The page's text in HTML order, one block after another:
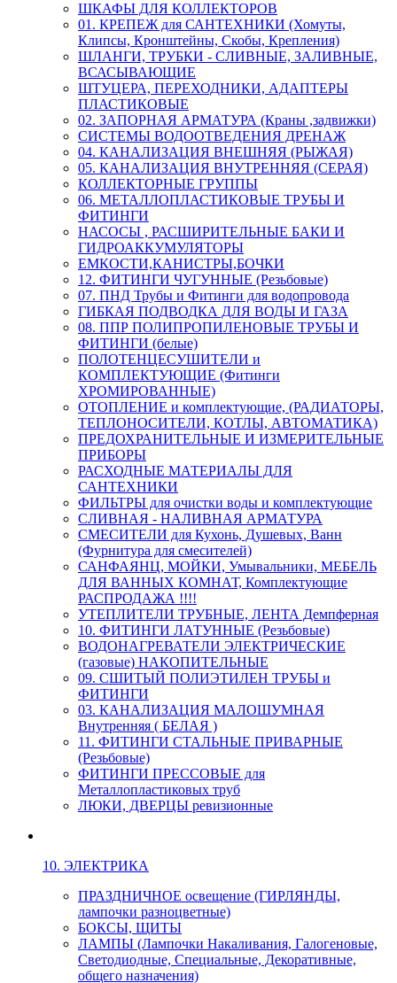
ШКАФЫ ДЛЯ КОЛЛЕКТОРОВ
01. КРЕПЕЖ для САНТЕХНИКИ (Хомуты,
Клипсы, Кронштейны, Скобы, Крепления)
ШЛАНГИ, ТРУБКИ - СЛИВНЫЕ, ЗАЛИВНЫЕ,
ВСАСЫВАЮЩИЕ
ШТУЦЕРА, ПЕРЕХОДНИКИ, АДАПТЕРЫ
ПЛАСТИКОВЫЕ
02. ЗАПОРНАЯ АРМАТУРА (Краны ,задвижки)
СИСТЕМЫ ВОДООТВЕДЕНИЯ ДРЕНАЖ
04. КАНАЛИЗАЦИЯ ВНЕШНЯЯ (РЫЖАЯ)
05. КАНАЛИЗАЦИЯ ВНУТРЕННЯЯ (СЕРАЯ)
КОЛЛЕКТОРНЫЕ ГРУППЫ
06. МЕТАЛЛОПЛАСТИКОВЫЕ ТРУБЫ И
ФИТИНГИ
НАСОСЫ , РАСШИРИТЕЛЬНЫЕ БАКИ И
ГИДРОАККУМУЛЯТОРЫ
ЕМКОСТИ,КАНИСТРЫ,БОЧКИ
12. ФИТИНГИ ЧУГУННЫЕ (Резьбовые)
07. ПНД Трубы и Фитинги для водопровода
ГИБКАЯ ПОДВОДКА ДЛЯ ВОДЫ И ГАЗА
08. ППР ПОЛИПРОПИЛЕНОВЫЕ ТРУБЫ И
ФИТИНГИ (белые)
ПОЛОТЕНЦЕСУШИТЕЛИ и
КОМПЛЕКТУЮЩИЕ (Фитинги
ХРОМИРОВАННЫЕ)
ОТОПЛЕНИЕ и комплектующие, (РАДИАТОРЫ,
ТЕПЛОНОСИТЕЛИ, КОТЛЫ, АВТОМАТИКА)
ПРЕДОХРАНИТЕЛЬНЫЕ И ИЗМЕРИТЕЛЬНЫЕ
ПРИБОРЫ
РАСХОДНЫЕ МАТЕРИАЛЫ ДЛЯ
САНТЕХНИКИ
ФИЛЬТРЫ для очистки воды и комплектующие
СЛИВНАЯ - НАЛИВНАЯ АРМАТУРА
СМЕСИТЕЛИ для Кухонь, Душевых, Ванн
(Фурнитура для смесителей)
САНФАЯНЦ, МОЙКИ, Умывальники, МЕБЕЛЬ
ДЛЯ ВАННЫХ КОМНАТ, Комплектующие
РАСПРОДАЖА !!!!
УТЕПЛИТЕЛИ ТРУБНЫЕ, ЛЕНТА Демпферная
10. ФИТИНГИ ЛАТУННЫЕ (Резьбовые)
ВОДОНАГРЕВАТЕЛИ ЭЛЕКТРИЧЕСКИЕ
(газовые) НАКОПИТЕЛЬНЫЕ
09. СШИТЫЙ ПОЛИЭТИЛЕН ТРУБЫ и
ФИТИНГИ
03. КАНАЛИЗАЦИЯ МАЛОШУМНАЯ
Внутренняя ( БЕЛАЯ )
11. ФИТИНГИ СТАЛЬНЫЕ ПРИВАРНЫЕ
(Резьбовые)
ФИТИНГИ ПРЕССОВЫЕ для
Металлопластиковых труб
ЛЮКИ, ДВЕРЦЫ ревизионные
10. ЭЛЕКТРИКА
ПРАЗДНИЧНОЕ освещение (ГИРЛЯНДЫ,
лампочки разноцветные)
БОКСЫ, ЩИТЫ
ЛАМПЫ (Лампочки Накаливания, Галогеновые,
Светодиодные, Специальные, Декоративные,
общего назначения)